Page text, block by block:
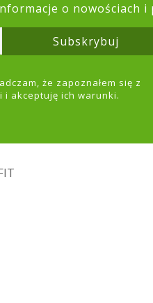
o nowościach i
Subskrybuj
że zapoznałem się z
i akceptuję ich warunki.